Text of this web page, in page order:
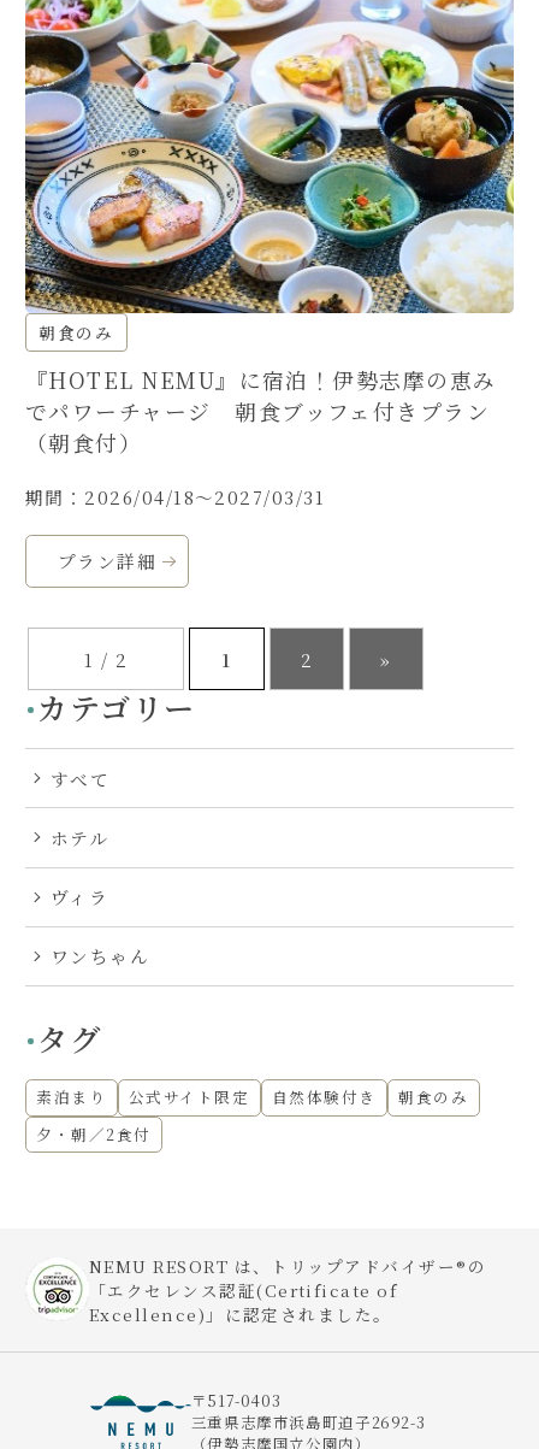
朝食のみ
『HOTEL NEMU』に宿泊！伊勢志摩の恵み
でパワーチャージ 朝食ブッフェ付きプラン
（朝食付）
期間：2026/04/18～2027/03/31
プラン詳細
1 / 2 1 2 »
カテゴリー
すべて
ホテル
ヴィラ
ワンちゃん
タグ
素泊まり 公式サイト限定 自然体験付き
朝食のみ
夕・朝／2食付
NEMU RESORT は、トリップアドバイザー®の
「エクセレンス認証(Certificate of
Excellence)」に認定されました。
〒517-0403
三重県志摩市浜島町迫子2692-3
（伊勢志摩国立公園内）